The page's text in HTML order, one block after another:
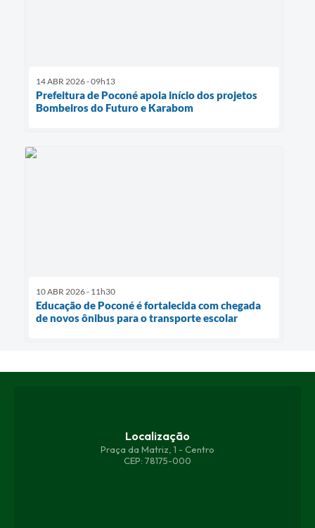
14 ABR 2026 - 09h13
Prefeitura de Poconé apoia início dos projetos
Bombeiros do Futuro e Karabom
10 ABR 2026 - 11h30
Educação de Poconé é fortalecida com chegada
de novos ônibus para o transporte escolar
Localização
Praça da Matriz, 1 - Centro
CEP: 78175-000